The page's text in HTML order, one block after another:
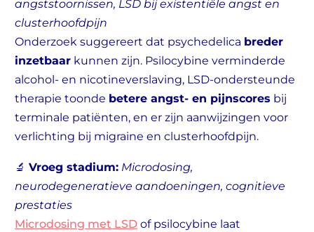
angststoornissen, LSD bij existentiële angst en
clusterhoofdpijn
Onderzoek suggereert dat psychedelica breder
inzetbaar kunnen zijn. Psilocybine verminderde
alcohol- en nicotineverslaving, LSD-ondersteunde
therapie toonde betere angst- en pijnscores bij
terminale patiënten, en er zijn aanwijzingen voor
verlichting bij migraine en clusterhoofdpijn.
🔬 Vroeg stadium: Microdosing,
neurodegeneratieve aandoeningen, cognitieve
prestaties
Microdosing met LSD of psilocybine laat